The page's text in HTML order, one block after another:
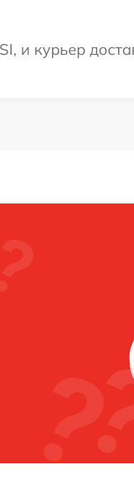
и курьер